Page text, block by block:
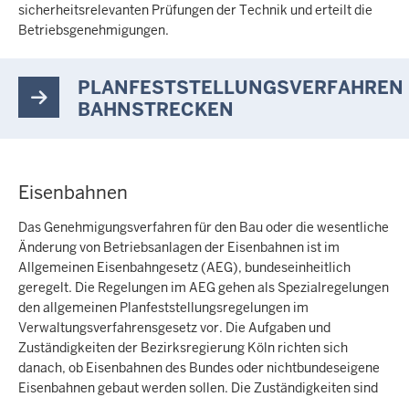
sicherheitsrelevanten Prüfungen der Technik und erteilt die
Betriebsgenehmigungen.
PLANFESTSTELLUNGSVERFAHREN
BAHNSTRECKEN
Eisenbahnen
Das Genehmigungsverfahren für den Bau oder die wesentliche
Änderung von Betriebsanlagen der Eisenbahnen ist im
Allgemeinen Eisenbahngesetz (AEG), bundeseinheitlich
geregelt. Die Regelungen im AEG gehen als Spezialregelungen
den allgemeinen Planfeststellungsregelungen im
Verwaltungsverfahrensgesetz vor. Die Aufgaben und
Zuständigkeiten der Bezirksregierung Köln richten sich
danach, ob Eisenbahnen des Bundes oder nichtbundeseigene
Eisenbahnen gebaut werden sollen. Die Zuständigkeiten sind